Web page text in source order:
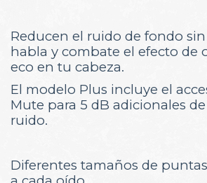
Reducen el ruido de fondo
habla y combate el efecto de
eco en tu cabeza.
El modelo Plus incluye el
Mute para 5 dB adicionales
ruido.
Diferentes tamaños de